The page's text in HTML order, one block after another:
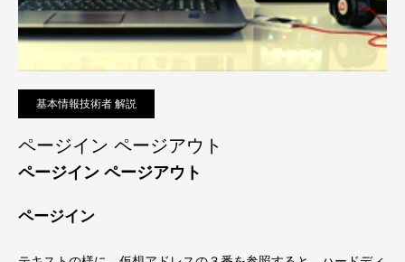
基本情報技術者 解説
ページイン ページアウト
ページイン ページアウト
ページイン